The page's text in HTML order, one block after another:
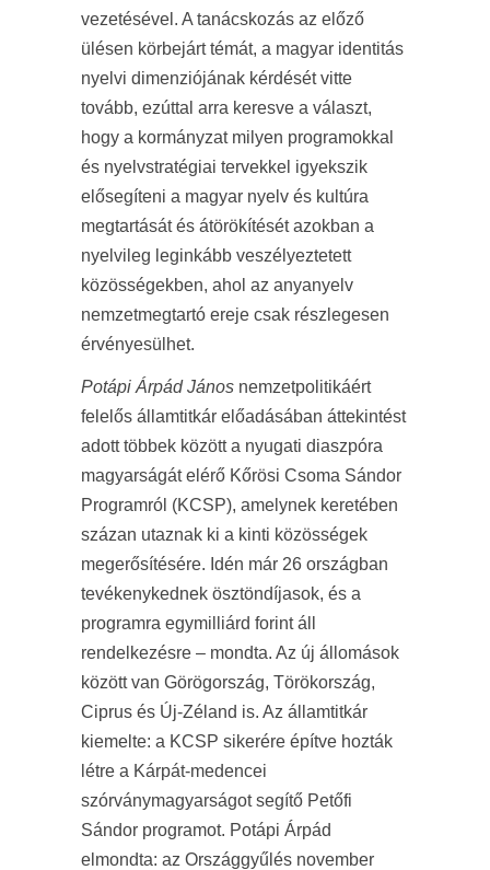
vezetésével. A tanácskozás az előző
ülésen körbejárt témát, a magyar identitás
nyelvi dimenziójának kérdését vitte
tovább, ezúttal arra keresve a választ,
hogy a kormányzat milyen programokkal
és nyelvstratégiai tervekkel igyekszik
elősegíteni a magyar nyelv és kultúra
megtartását és átörökítését azokban a
nyelvileg leginkább veszélyeztetett
közösségekben, ahol az anyanyelv
nemzetmegtartó ereje csak részlegesen
érvényesülhet.
Potápi Árpád János nemzetpolitikáért
felelős államtitkár előadásában áttekintést
adott többek között a nyugati diaszpóra
magyarságát elérő Kőrösi Csoma Sándor
Programról (KCSP), amelynek keretében
százan utaznak ki a kinti közösségek
megerősítésére. Idén már 26 országban
tevékenykednek ösztöndíjasok, és a
programra egymilliárd forint áll
rendelkezésre – mondta. Az új állomások
között van Görögország, Törökország,
Ciprus és Új-Zéland is. Az államtitkár
kiemelte: a KCSP sikerére építve hozták
létre a Kárpát-medencei
szórványmagyarságot segítő Petőfi
Sándor programot. Potápi Árpád
elmondta: az Országgyűlés november